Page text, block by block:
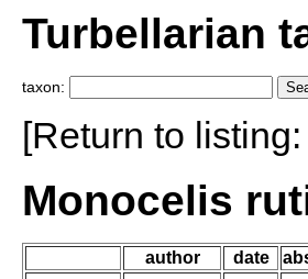
Turbellarian
taxon:
[Return to listing:
Monocelis
author date